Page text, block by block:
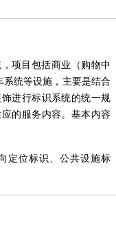
项目包括商业（购物中
系统等设施，主要是结合
进行标识系统的统一规
的服务内容。基本内容
定位标识、公共设施标